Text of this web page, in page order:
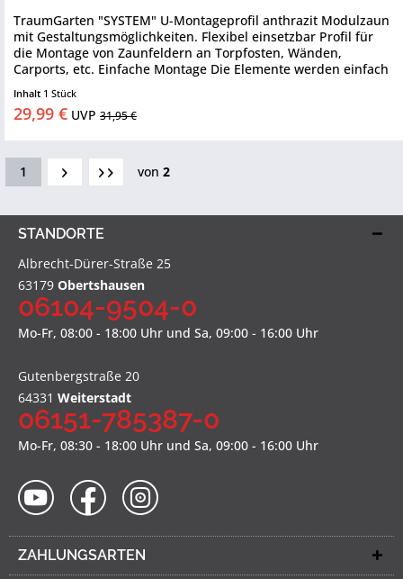
TraumGarten "SYSTEM" U-Montageprofil anthrazit Modulzaun
mit Gestaltungsmöglichkeiten. Flexibel einsetzbar Profil für
die Montage von Zaunfeldern an Torpfosten, Wänden,
Carports, etc. Einfache Montage Die Elemente werden einfach
Inhalt 1 Stück
29,99 € UVP 31,95 €
1 von 2
STANDORTE
Albrecht-Dürer-Straße 25
63179 Obertshausen
06104-9504-0
Mo-Fr, 08:00 - 18:00 Uhr und Sa, 09:00 - 16:00 Uhr
Gutenbergstraße 20
64331 Weiterstadt
06151-785387-0
Mo-Fr, 08:30 - 18:00 Uhr und Sa, 09:00 - 16:00 Uhr
ZAHLUNGSARTEN